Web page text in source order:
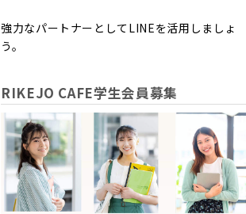
強力なパートナーとしてLINEを活用しましょ
う。
RIKEJO CAFE学生会員募集